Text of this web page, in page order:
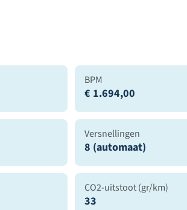
BPM
€ 1.694,00
Versnellingen
8 (automaat)
CO2-uitstoot (gr/km)
33